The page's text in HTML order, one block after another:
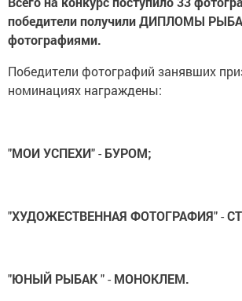
победители получили ДИПЛОМЫ
фотографиями.
Победители фотографий занявших
номинациях награждены:
"МОИ УСПЕХИ" - БУРОМ;
"ХУДОЖЕСТВЕННАЯ ФОТОГРАФИЯ" -
"ЮНЫЙ РЫБАК" - МОНОКЛЕМ.